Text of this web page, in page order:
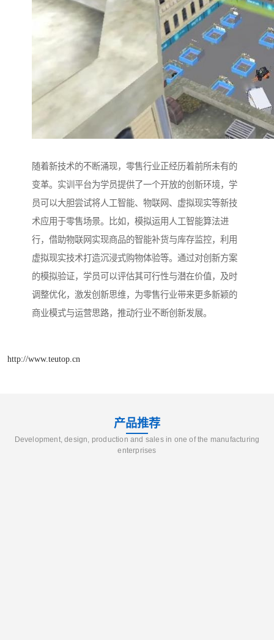
随着新技术的不断涌现，零售行业正经历着前所未有的
变革。实训平台为学员提供了一个开放的创新环境，学
员可以大胆尝试将人工智能、物联网、虚拟现实等新技
术应用于零售场景。比如，模拟运用人工智能算法进
行，借助物联网实现商品的智能补货与库存监控，利用
虚拟现实技术打造沉浸式购物体验等。通过对创新方案
的模拟验证，学员可以评估其可行性与潜在价值，及时
调整优化，激发创新思维，为零售行业带来更多新颖的
商业模式与运营思路，推动行业不断创新发展。
http://www.teutop.cn
产品推荐
Development, design, production and sales in one of the manufacturing
enterprises